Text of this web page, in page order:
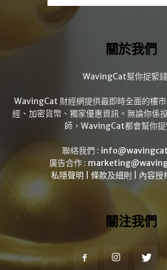
關於我們
WavingCat幫你捉緊
WavingCat 財經網提供最即時全面的樓
經、加密貨幣、獨家優惠資訊。無論你係
師，WavingCat都會幫你捉
聯絡我們 :
廣告合作 :
私隱聲明
條款及細則 內容授
關注我們